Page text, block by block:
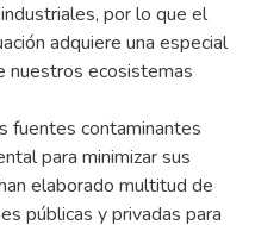
por lo que el
adquiere una especial
nuestros ecosistemas
fuentes contaminantes
para minimizar sus
elaborado multitud de
públicas y privadas para